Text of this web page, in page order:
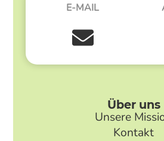
E-MAIL
Über uns
Unsere
Kontakt